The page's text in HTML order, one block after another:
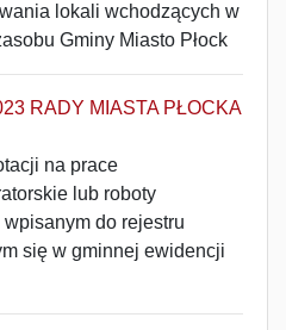
lokali wchodzących w
Gminy Miasto Płock
RADY MIASTA PŁOCKA
na prace
lub roboty
do rejestru
się w gminnej ewidencji